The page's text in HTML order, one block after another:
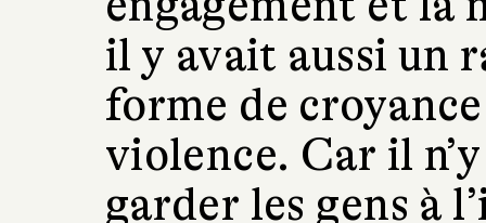
il y avait aussi un
forme de
violence. Car il
garder les gens à